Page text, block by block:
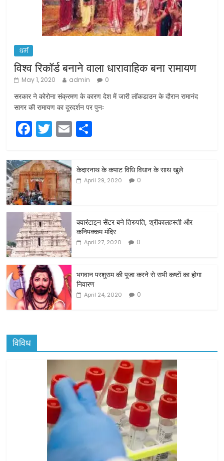
धर्म
विश्व रिकॉर्ड बनाने वाला धारावाहिक बना रामायण
May 1, 2020 admin 0
सरकार ने कोरोना संक्रमण के कारण देश में जारी लॉकडाउन के दौरान रामानंद
सागर की रामायण का दूरदर्शन पर पुनः
F
a
c
e
b
o
o
k
T
w
itt
er
E
m
ai ar
e
केदारनाथ के कपाट विधि विधान के साथ खुले
April 29, 2020 0
क्वारंटाइन सेंटर बने तिरुपति, श्रीकालहस्ती और
कनिपक्कम मंदिर
April 27, 2020 0
भगवान परशुराम की पूजा करने से सभी कष्टों का होगा
निवारण
April 24, 2020 0
विविध